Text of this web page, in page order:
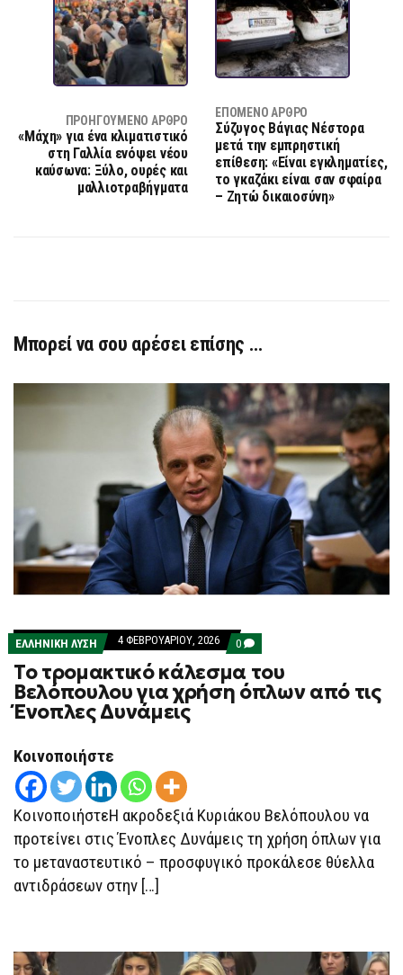
ΠΡΟΗΓΟΎΜΕΝΟ ΆΡΘΡΟ
«Μάχη» για ένα κλιματιστικό
στη Γαλλία ενόψει νέου
καύσωνα: Ξύλο, ουρές και
μαλλιοτραβήγματα
ΕΠΌΜΕΝΟ ΆΡΘΡΟ
Σύζυγος Βάγιας Νέστορα
μετά την εμπρηστική
επίθεση: «Είναι εγκληματίες,
το γκαζάκι είναι σαν σφαίρα
– Ζητώ δικαιοσύνη»
Μπορεί να σου αρέσει επίσης …
ΕΛΛΗΝΙΚΗ ΛΥΣΗ 4 ΦΕΒΡΟΥΑΡΊΟΥ, 2026 0 COMMENTS
ON
ΤΟ
ΤΡΟΜΑΚΤΙΚΌ
ΚΆΛΕΣΜΑ
ΔΥΝΆΜΕΙΣ
Το τρομακτικό κάλεσμα του
Βελόπουλου για χρήση όπλων από τις
Ένοπλες Δυνάμεις
Κοινοποιήστε
ΚοινοποιήστεΗ ακροδεξιά Κυριάκου Βελόπουλου να
προτείνει στις Ένοπλες Δυνάμεις τη χρήση όπλων για
το μεταναστευτικό – προσφυγικό προκάλεσε θύελλα
αντιδράσεων στην […]